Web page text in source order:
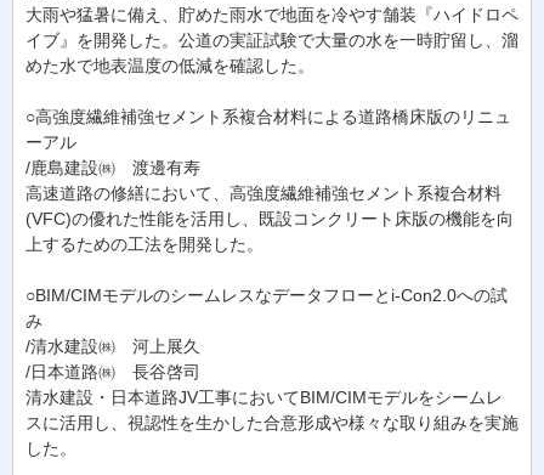
大雨や猛暑に備え、貯めた雨水で地面を冷やす舗装『ハイドロペ
イブ』を開発した。公道の実証試験で大量の水を一時貯留し、溜
めた水で地表温度の低減を確認した。
○高強度繊維補強セメント系複合材料による道路橋床版のリニュ
ーアル
/鹿島建設㈱ 渡邊有寿
高速道路の修繕において、高強度繊維補強セメント系複合材料
(VFC)の優れた性能を活用し、既設コンクリート床版の機能を向
上するための工法を開発した。
○BIM/CIMモデルのシームレスなデータフローとi-Con2.0への試
み
/清水建設㈱ 河上展久
/日本道路㈱ 長谷啓司
清水建設・日本道路JV工事においてBIM/CIMモデルをシームレ
スに活用し、視認性を生かした合意形成や様々な取り組みを実施
した。